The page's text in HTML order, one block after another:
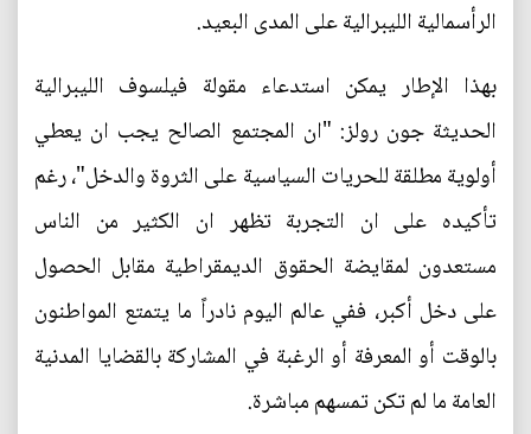
الرأسمالية الليبرالية على المدى البعيد.
بهذا الإطار يمكن استدعاء مقولة فيلسوف الليبرالية
الحديثة جون رولز: "ان المجتمع الصالح يجب ان يعطي
أولوية مطلقة للحريات السياسية على الثروة والدخل"، رغم
تأكيده على ان التجربة تظهر ان الكثير من الناس
مستعدون لمقايضة الحقوق الديمقراطية مقابل الحصول
على دخل أكبر، ففي عالم اليوم نادراً ما يتمتع المواطنون
بالوقت أو المعرفة أو الرغبة في المشاركة بالقضايا المدنية
العامة ما لم تكن تمسهم مباشرة.